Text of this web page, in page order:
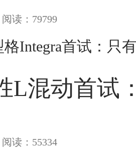
读：79799
L混动首试
读：55334